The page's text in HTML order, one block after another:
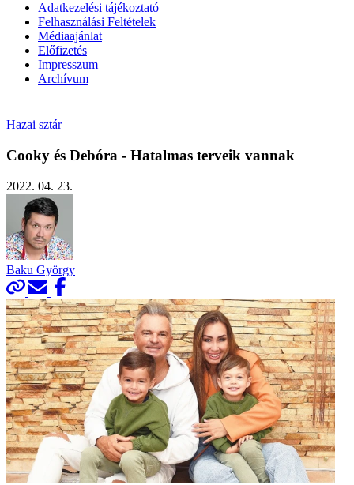
Adatkezelési tájékoztató
Felhasználási Feltételek
Médiaajánlat
Előfizetés
Impresszum
Archívum
Hazai sztár
Cooky és Debóra - Hatalmas terveik vannak
2022. 04. 23.
Baku György